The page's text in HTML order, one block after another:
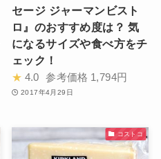
セージ ジャーマンビスト
ロ』のおすすめ度は？ 気
になるサイズや食べ方をチ
ェック！
★ 4.0 参考価格 1,794円
2017年4月29日
コストコ